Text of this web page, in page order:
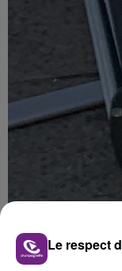
Le respect